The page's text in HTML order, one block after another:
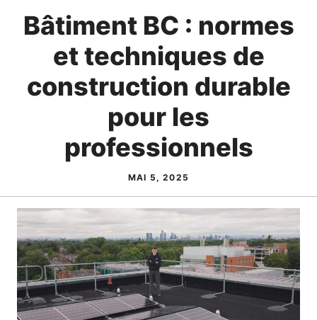
Bâtiment BC : normes
et techniques de
construction durable
pour les
professionnels
MAI 5, 2025